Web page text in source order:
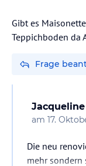
Gibt es
Teppichboden da
Frage
Jacqueline
am 17.
Die neu
mehr sondern